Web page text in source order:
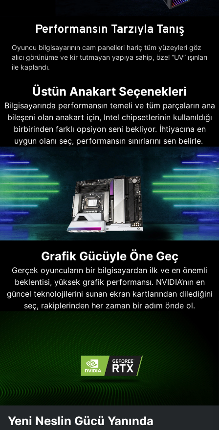
Performansın Tarzıyla Tanış
Oyuncu bilgisayarının cam panelleri hariç tüm yüzeyleri göz
alıcı görünüme ve kir tutmayan yapıya sahip, özel “UV” ışınları
ile kaplandı.
Üstün Anakart Seçenekleri
Bilgisayarında performansın temeli ve tüm parçaların ana
bileşeni olan anakart için, Intel chipsetlerinin kullanıldığı
birbirinden farklı opsiyon seni bekliyor. İhtiyacına en
uygun olanı seç, performansın sınırlarını sen belirle.
Grafik Gücüyle Öne Geç
Gerçek oyuncuların bir bilgisayardan ilk ve en önemli
beklentisi, yüksek grafik performansı. NVIDIA’nın en
güncel teknolojilerini sunan ekran kartlarından dilediğini
seç, rakiplerinden her zaman bir adım önde ol.
Yeni Neslin Gücü Yanında